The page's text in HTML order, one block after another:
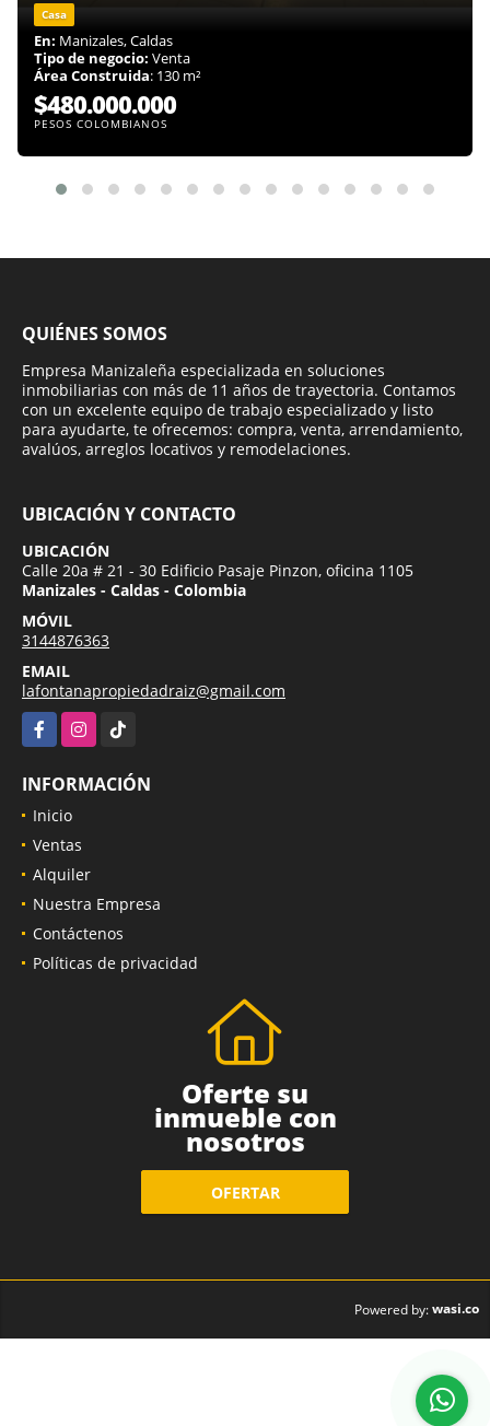
Casa
En: Manizales, Caldas
Tipo de negocio: Venta
Área Construida: 130 m²
$480.000.000
PESOS COLOMBIANOS
QUIÉNES SOMOS
Empresa Manizaleña especializada en soluciones
inmobiliarias con más de 11 años de trayectoria. Contamos
con un excelente equipo de trabajo especializado y listo
para ayudarte, te ofrecemos: compra, venta, arrendamiento,
avalúos, arreglos locativos y remodelaciones.
UBICACIÓN Y CONTACTO
UBICACIÓN
Calle 20a # 21 - 30 Edificio Pasaje Pinzon, oficina 1105
Manizales - Caldas - Colombia
MÓVIL
3144876363
EMAIL
lafontanapropiedadraiz@gmail.com
FacebookInstagram
INFORMACIÓN
Inicio
Ventas
Alquiler
Nuestra Empresa
Contáctenos
Oferte su
inmueble con
nosotros
OFERTAR
Powered by:wasi.co